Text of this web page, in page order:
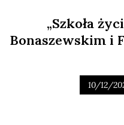
„Szkoła
Bonaszewskim i
10/12/